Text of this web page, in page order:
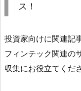
ス！
投資家向けに関連記
フィンテック関連の
収集にお役立てくだ